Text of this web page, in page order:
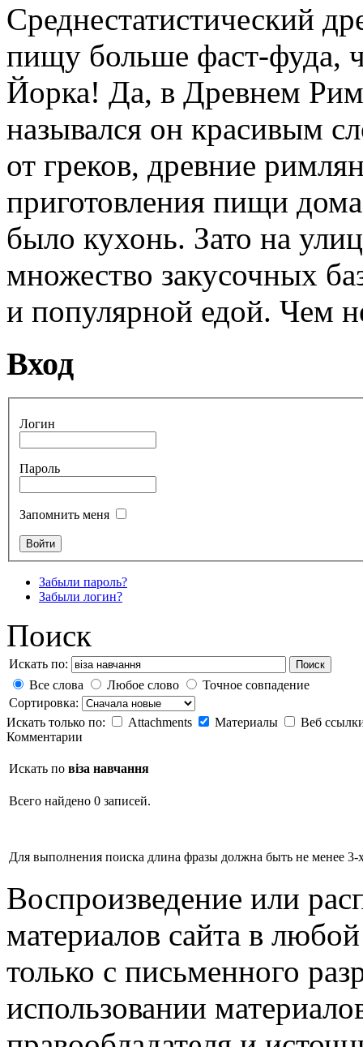
Среднестатистический
пищу больше фаст-фуда,
Йорка! Да, в Древнем
назывался он красивым
от греков, древние
приготовления пищи
было кухонь. Зато на
множество закусочных
и популярной едой. Чем
Вход
Логин
Пароль
Запомнить меня
Забыли пароль?
Забыли логин?
Поиск
Искать по: Поиск
Все слова Любое слово
Точное совпадение
Сортировка:
Искать только по:
Attachments Материалы
Веб
Комментарии
Искать по віза навчання
Всего найдено 0 записей.
Для выполнения поиска длина фразы должна быть не менее 3-
Воспроизведение или
материалов сайта в
только с письменного
использовании